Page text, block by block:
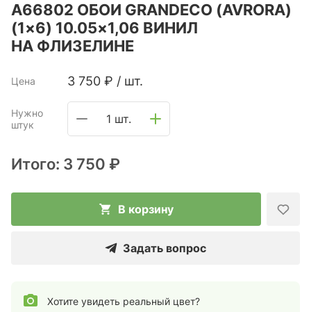
A66802 ОБОИ GRANDECO (AVRORA)
(1×6) 10.05×1,06 ВИНИЛ
НА ФЛИЗЕЛИНЕ
Цена 3 750 ₽ / шт.
Нужно
штук
1 шт.
Итого: 3 750 ₽
В корзину
Задать вопрос
Хотите увидеть реальный цвет?